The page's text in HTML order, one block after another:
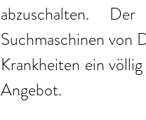
abzuschalten.
Suchmaschinen von
Krankheiten ein
Angebot.